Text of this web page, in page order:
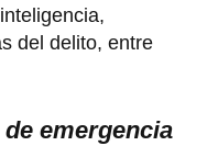
del delito, entre
emergencia